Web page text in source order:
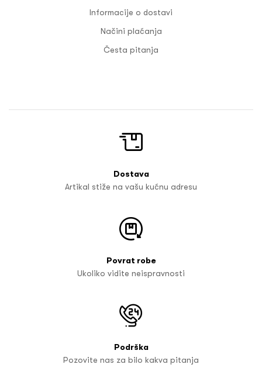
Informacije o dostavi
Načini plaćanja
Česta pitanja
Dostava
Artikal stiže na vašu kućnu adresu
Povrat robe
Ukoliko vidite neispravnosti
Podrška
Pozovite nas za bilo kakva pitanja